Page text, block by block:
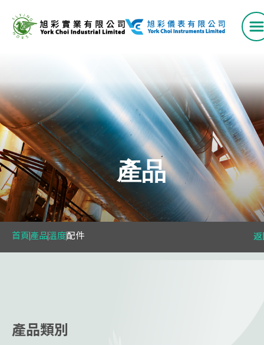
首頁
產品
VAV 系列
空氣流量測量站
產品
首頁產品溫度配件 返
產品類別